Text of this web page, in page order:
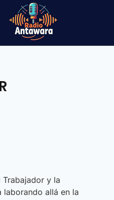
Trabajador y la
laborando allá en la